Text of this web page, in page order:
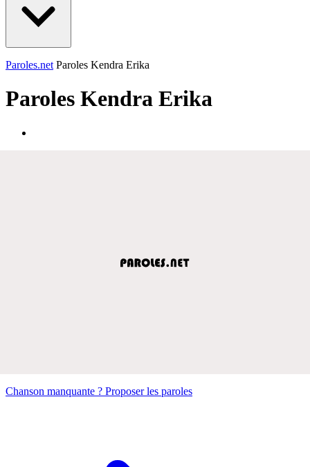
Paroles.net Paroles Kendra Erika
Paroles Kendra Erika
Chanson manquante ? Proposer les paroles